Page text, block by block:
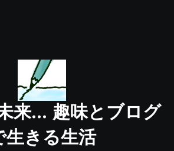
来… 趣味とブログ
生きる生活